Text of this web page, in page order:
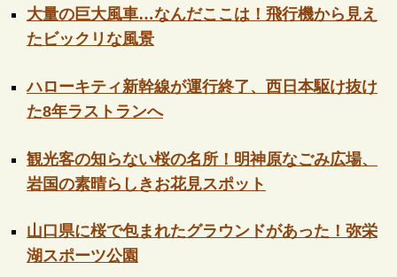
大量の巨大風車…なんだここは！飛行機から見え
たビックリな風景
ハローキティ新幹線が運行終了、西日本駆け抜け
た8年ラストランへ
観光客の知らない桜の名所！明神原なごみ広場、
岩国の素晴らしきお花見スポット
山口県に桜で包まれたグラウンドがあった！弥栄
湖スポーツ公園